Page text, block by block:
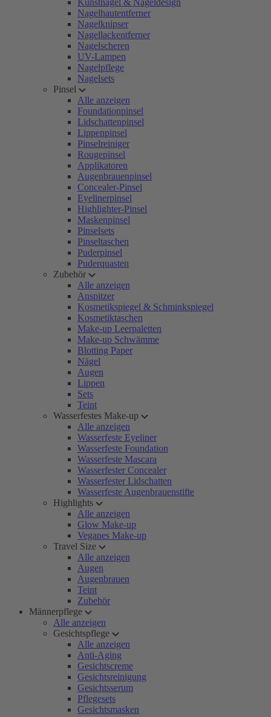
Kunstnägel & Nageldesign
Nagelhautentferner
Nagelknipser
Nagellackentferner
Nagelscheren
UV-Lampen
Nagelpflege
Nagelsets
Pinsel
Alle anzeigen
Foundationpinsel
Lidschattenpinsel
Lippenpinsel
Pinselreiniger
Rougepinsel
Applikatoren
Augenbrauenpinsel
Concealer-Pinsel
Eyelinerpinsel
Highlighter-Pinsel
Maskenpinsel
Pinselsets
Pinseltaschen
Puderpinsel
Puderquasten
Zubehör
Alle anzeigen
Anspitzer
Kosmetikspiegel & Schminkspiegel
Kosmetiktaschen
Make-up Leerpaletten
Make-up Schwämme
Blotting Paper
Nägel
Augen
Lippen
Sets
Teint
Wasserfestes Make-up
Alle anzeigen
Wasserfeste Eyeliner
Wasserfeste Foundation
Wasserfeste Mascara
Wasserfester Concealer
Wasserfester Lidschatten
Wasserfeste Augenbrauenstifte
Highlights
Alle anzeigen
Glow Make-up
Veganes Make-up
Travel Size
Alle anzeigen
Augen
Augenbrauen
Teint
Zubehör
Männerpflege
Alle anzeigen
Gesichtspflege
Alle anzeigen
Anti-Aging
Gesichtscreme
Gesichtsreinigung
Gesichtsserum
Pflegesets
Gesichtsmasken